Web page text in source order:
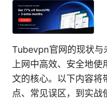
Tubevpn官网的现状与
上网中高效、安全地使
文的核心。以下内容将
点、常见误区，到实战